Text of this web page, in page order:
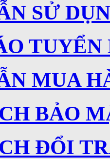
SỬ
TUYỂN
MUA
BẢO
ĐỔI